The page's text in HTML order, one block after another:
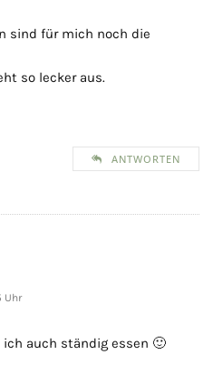
sind für mich noch die
so lecker aus.
ANTWORTEN
Uhr
auch ständig essen 🙂